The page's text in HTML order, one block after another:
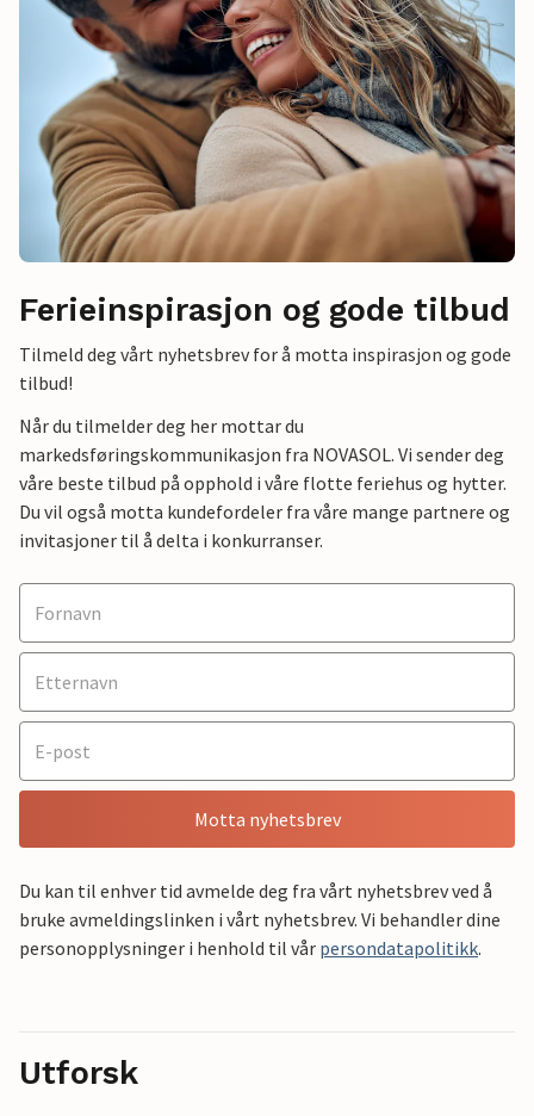
Ferieinspirasjon og gode tilbud
Tilmeld deg vårt nyhetsbrev for å motta inspirasjon og gode
tilbud!
Når du tilmelder deg her mottar du
markedsføringskommunikasjon fra NOVASOL. Vi sender deg
våre beste tilbud på opphold i våre flotte feriehus og hytter.
Du vil også motta kundefordeler fra våre mange partnere og
invitasjoner til å delta i konkurranser.
Motta nyhetsbrev
Du kan til enhver tid avmelde deg fra vårt nyhetsbrev ved å
bruke avmeldingslinken i vårt nyhetsbrev. Vi behandler dine
personopplysninger i henhold til vår persondatapolitikk.
Utforsk